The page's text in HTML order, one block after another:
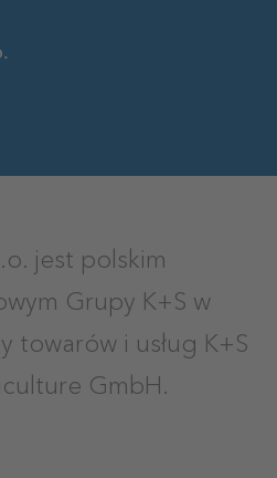
jest polskim
Grupy K+S w
towarów i usług K+S
GmbH.